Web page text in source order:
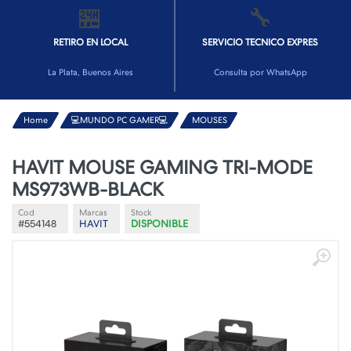
🏪
RETIRO EN LOCAL
La Plata, Buenos Aires
🔧
SERVICIO TECNICO EXPRES
Consulta por WhatsApp
Home 💻MUNDO PC GAMER💻 MOUSES
HAVIT MOUSE GAMING TRI-MODE
MS973WB-BLACK
Cod
#554148
Marcas
HAVIT
Stock
DISPONIBLE